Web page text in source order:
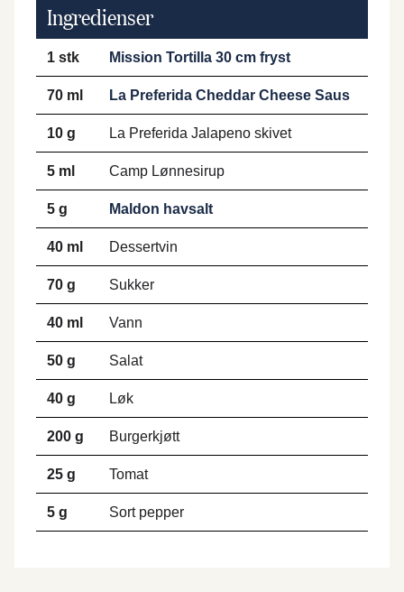
Ingredienser
1 stk Mission Tortilla 30 cm fryst
70 ml La Preferida Cheddar Cheese Saus
10 g La Preferida Jalapeno skivet
5 ml Camp Lønnesirup
5 g Maldon havsalt
40 ml Dessertvin
70 g Sukker
40 ml Vann
50 g Salat
40 g Løk
200 g Burgerkjøtt
25 g Tomat
5 g Sort pepper